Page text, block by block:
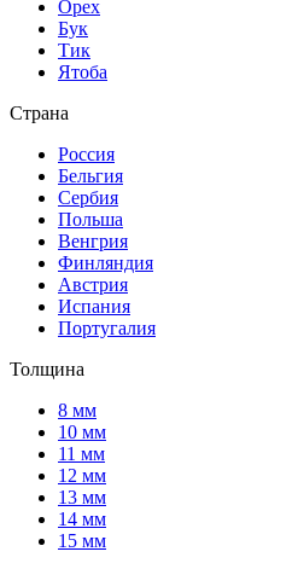
Орех
Бук
Тик
Ятоба
Страна
Россия
Бельгия
Сербия
Польша
Венгрия
Финляндия
Австрия
Испания
Португалия
Толщина
8 мм
10 мм
11 мм
12 мм
13 мм
14 мм
15 мм